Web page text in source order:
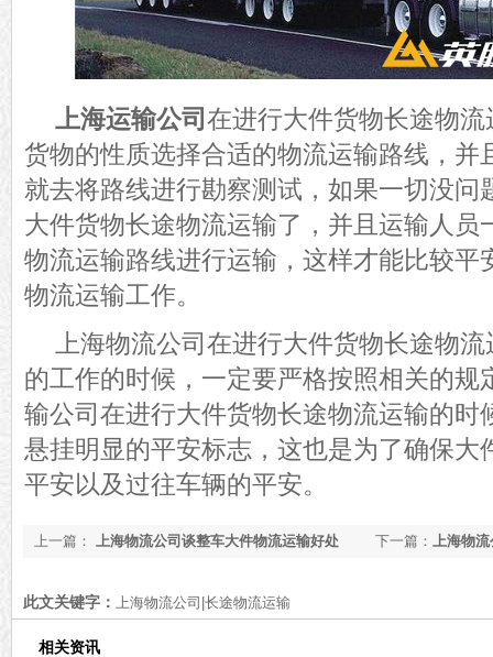
上海运输公司在进行大件货物长途物
货物的性质选择合适的物流运输路线，并
就去将路线进行勘察测试，如果一切没问
大件货物长途物流运输了，并且运输人员
物流运输路线进行运输，这样才能比较平
物流运输工作。
上海物流公司在进行大件货物长途物
的工作的时候，一定要严格按照相关的规
输公司在进行大件货物长途物流运输的时
悬挂明显的平安标志，这也是为了确保大
平安以及过往车辆的平安。
下一篇： 上海物
上一篇： 上海物流公司谈整车大件物流运输好处
此文关键字： 上海物流公司|长途物流运输
相关资讯